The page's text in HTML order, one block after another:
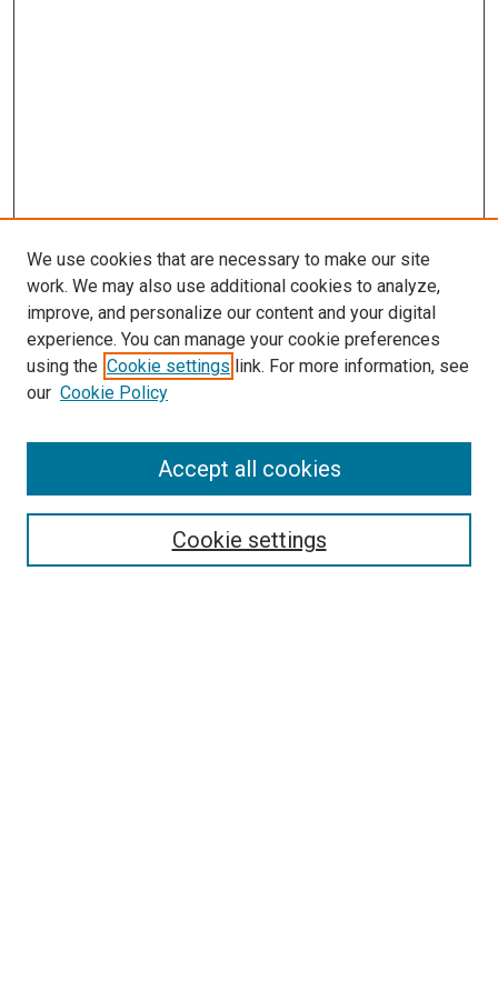
Enter search terms:
Select context to search:
We use cookies that are necessary to make our site
work. We may also use additional cookies to analyze,
improve, and personalize our content and your digital
experience. You can manage your cookie preferences
using the Cookie settings link. For more information, see
our Cookie Policy
Cookie settings
Accept all cookies